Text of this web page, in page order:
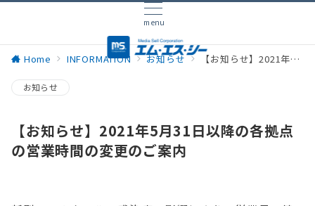
menu
Home INFORMATION お知らせ 【お知らせ】2021年5月31日以降の各拠点の営業時間の変更のご案内
お知らせ
【お知らせ】2021年5月31日以降の各拠点
の営業時間の変更のご案内